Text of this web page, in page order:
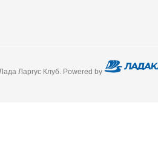
Ларгус Клуб. Powered by